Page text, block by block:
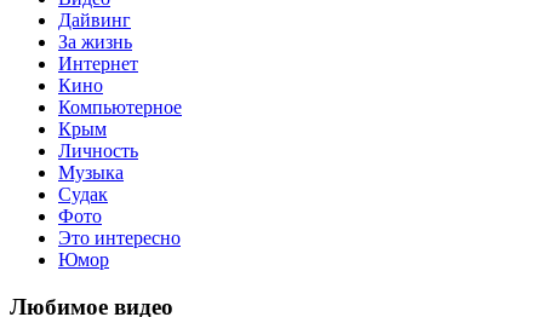
Дайвинг
За жизнь
Интернет
Кино
Компьютерное
Крым
Личность
Музыка
Судак
Фото
Это интересно
Юмор
Любимое видео